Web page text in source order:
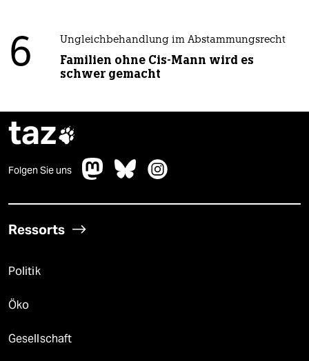
6 Ungleichbehandlung im Abstammungsrecht
Familien ohne Cis-Mann wird es
schwer gemacht
taz
Folgen Sie uns
Ressorts
Politik
Öko
Gesellschaft